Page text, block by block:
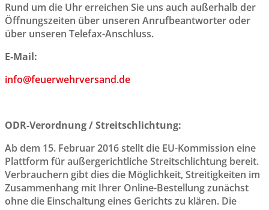
Rund um die Uhr erreichen Sie uns auch außerhalb der
Öffnungszeiten über unseren Anrufbeantworter oder
über unseren Telefax-Anschluss.
E-Mail:
info@feuerwehrversand.de
ODR-Verordnung / Streitschlichtung:
Ab dem 15. Februar 2016 stellt die EU-Kommission eine
Plattform für außergerichtliche Streitschlichtung bereit.
Verbrauchern gibt dies die Möglichkeit, Streitigkeiten im
Zusammenhang mit Ihrer Online-Bestellung zunächst
ohne die Einschaltung eines Gerichts zu klären. Die